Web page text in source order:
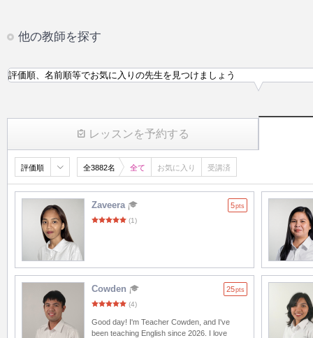
他の教師を探す
レッスンを予約する
評価順、名前順等でお気に入りの先生を見つけましょう
評価順 全3882名 全て お気に入り 受講済
Zaveera 5pts
(1)
Cowden 25pts
(4)
Good day! I'm Teacher Cowden, and I've
been teaching English since 2026. I love